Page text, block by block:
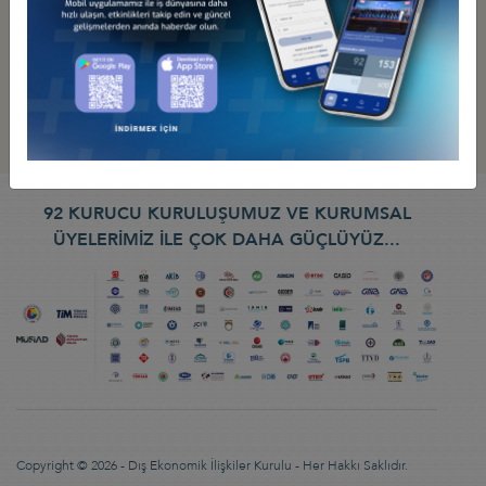
92 KURUCU KURULUŞUMUZ VE KURUMSAL
ÜYELERİMİZ İLE ÇOK DAHA GÜÇLÜYÜZ...
Copyright © 2026 - Dış Ekonomik İlişkiler Kurulu - Her Hakkı Saklıdır.